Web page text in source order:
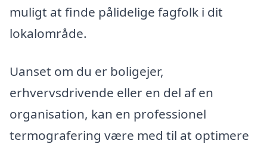
muligt at finde pålidelige fagfolk i dit
lokalområde.
Uanset om du er boligejer,
erhvervsdrivende eller en del af en
organisation, kan en professionel
termografering være med til at optimere